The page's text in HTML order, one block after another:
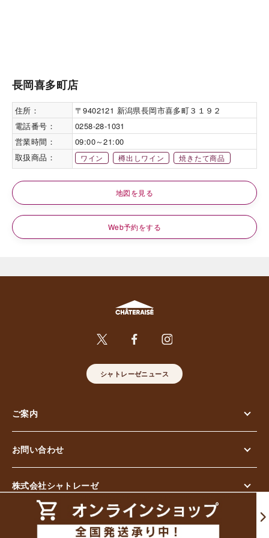
長岡喜多町店
住所：
〒9402121 新潟県長岡市喜多町３１９２
電話番号：
0258-28-1031
営業時間：
09:00～21:00
取扱商品：
ワイン 樽出しワイン 焼きたて商品
地図を見る
Web予約をする
シャトレーゼニュース
ご案内
お問い合わせ
株式会社シャトレーゼ
© Chateraise Co.,Ltd. All Rights Reserved.